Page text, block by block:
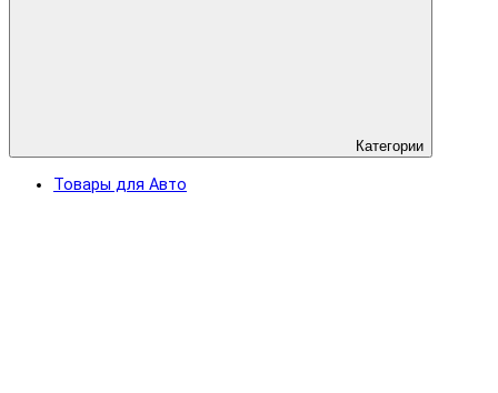
Категории
Товары для Авто